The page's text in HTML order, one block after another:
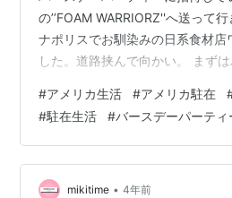
の’’FOAM WARRIORZ''へ送って
ナポリスでお馴染みの日系食材
した。道路挟んで向かい。 まず
す。 バウンスハウスへと向かいま
ィーセットには含まれていないよ
２時間後に迎えに来てねーとの
無いのですが、 男子たちはゲー
分のゲームチェアと全員分のモニ
#アメリカ生活 #アメリカ駐在
#駐在生活 #バースデーパーティ
mikitime • 4年前